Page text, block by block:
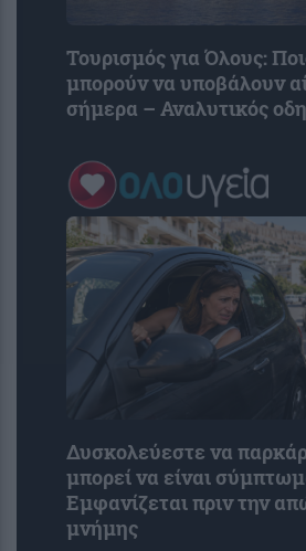
Τουρισμός για Όλους:
μπορούν να υποβάλουν
σήμερα – Αναλυτικός
Δυσκολεύεστε να
μπορεί να είναι
Εμφανίζεται πριν την
μνήμης